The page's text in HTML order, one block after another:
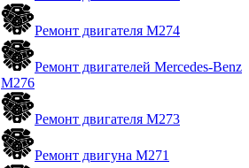
Ремонт двигателя М274
Ремонт двигателей Mercedes-Benz
M276
Ремонт двигателя М273
Ремонт двигуна М271